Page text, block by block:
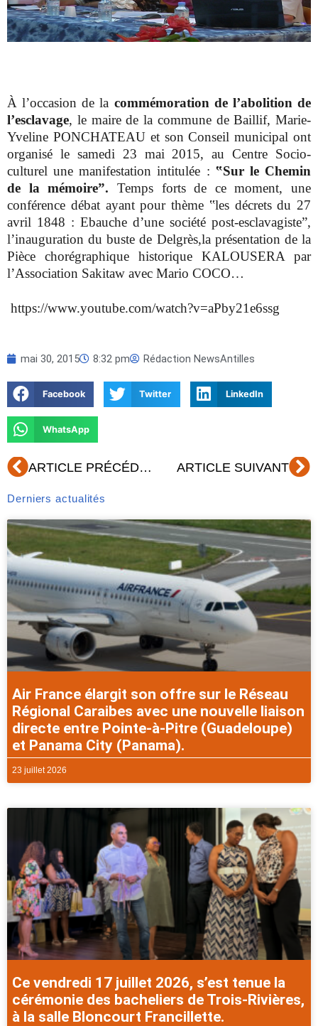
À l’occasion de la commémoration de l’abolition de
l’esclavage, le maire de la commune de Baillif, Marie-
Yveline PONCHATEAU et son Conseil municipal ont
organisé le samedi 23 mai 2015, au Centre Socio-
culturel une manifestation intitulée : ‟Sur le Chemin
de la mémoire”. Temps forts de ce moment, une
conférence débat ayant pour thème ‟les décrets du 27
avril 1848 : Ebauche d’une société post-esclavagiste”,
l’inauguration du buste de Delgrès,la présentation de la
Pièce chorégraphique historique KALOUSERA par
l’Association Sakitaw avec Mario COCO…
https://www.youtube.com/watch?v=aPby21e6ssg
mai 30, 2015 8:32 pm Rédaction NewsAntilles
Facebook Twitter LinkedIn
WhatsApp
Précédent ARTICLE PRÉCÉDENT ARTICLE SUIVANT
Derniers actualités
Air France élargit son offre sur le Réseau
Régional Caraibes avec une nouvelle liaison
directe entre Pointe-à-Pitre (Guadeloupe)
et Panama City (Panama).
23 juillet 2026
Ce vendredi 17 juillet 2026, s’est tenue la
cérémonie des bacheliers de Trois-Rivières,
à la salle Bloncourt Francillette.